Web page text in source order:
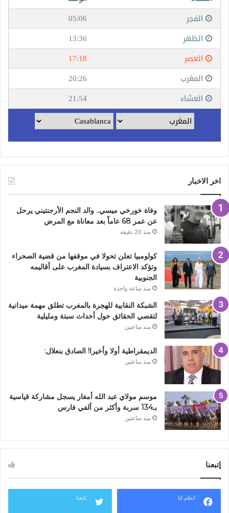
اخر الاخبار
وفاة خورخي ميسي.. والد النجم الأرجنتيني يرحل
عن عمر 68 عاماً بعد معاناة مع المرض
منذ 20 دقيقة
كولومبيا تعلن تحولا في موقفها من قضية الصحراء
وتؤكد الاعتراف بسيادة المغرب على أقاليمه
الجنوبية
منذ ساعة واحدة
الشبكة النقابية للهجرة بالمغرب تطلق مهمة ميدانية
لتقصي الحقائق حول أحداث سبتة ومليلية
منذ ساعتين
الديمقراطية أولا وأخيرا! الصادق بنعلال:
منذ ساعتين
موسم مولاي عبد الله أمغار يسجل مشاركة قياسية
بـ134 سربة وأكثر من ألفي فارس
منذ ساعتين
إتبعنا
انظم لنا تابعنا